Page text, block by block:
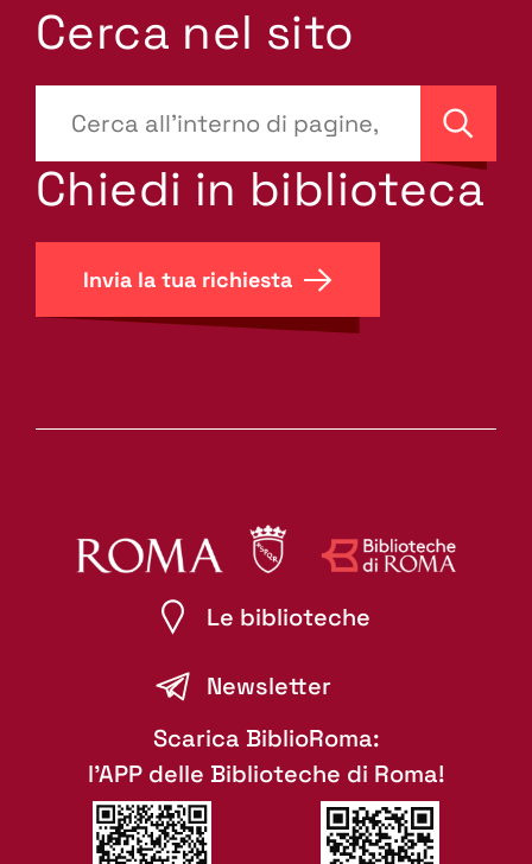
Cerca nel sito
site-
search.label???
Cerca
Chiedi in biblioteca
Invia la tua richiesta
Le biblioteche
Newsletter
Scarica BiblioRoma:
l'APP delle Biblioteche di Roma!